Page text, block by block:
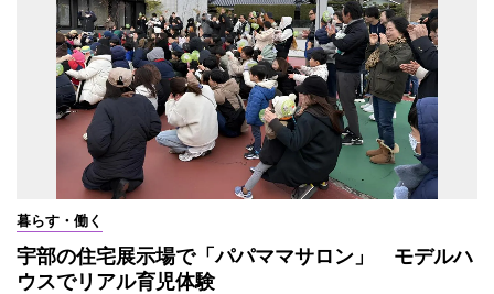
暮らす・働く
宇部の住宅展示場で「パパママサロン」 モデルハ
ウスでリアル育児体験